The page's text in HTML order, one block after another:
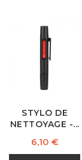
STYLO DE
NETTOYAGE -...
Prix
6,10 €